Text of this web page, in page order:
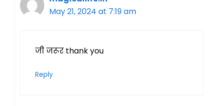
May 21, 2024 at 7:19 am
जी जरूर thank you
Reply